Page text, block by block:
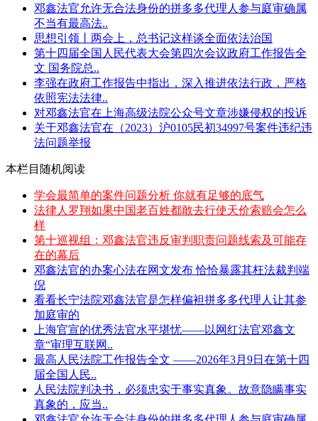
邓鑫法官允许无合法身份的拼多多代理人参与庭审确属
不当有最高法..
思想引领丨两会上，总书记这样谈全面依法治国
第十四届全国人民代表大会第四次会议政府工作报告全
文 国务院总..
李强在政府工作报告中指出，深入推进依法行政，严格
依照宪法法律..
对邓鑫法官在上海高级法院公众号文章涉嫌侵权的投诉
关于邓鑫法官在（2023）沪0105民初34997号案件违纪违
法问题举报
本栏目随机阅读
学会最简单的案件问题分析 你就有足够的底气
法律人罗翔如果中国老百姓都敢去行使天价索赔会怎么
样
第十巡视组：邓鑫法官违反审判职责问题线索及可能存
在的幕后
邓鑫法官的办案心法在网文发布 恰恰暴露其枉法裁判端
倪
看看长宁法院邓鑫法官是怎样偏袒拼多多代理人让其参
加庭审的
上海官宣的优秀法官水平堪忧——以网红法官邓鑫文
章“审理互联网..
最高人民法院工作报告全文 ——2026年3月9日在第十四
届全国人民..
人民法院判决书，必须忠实于事实真象。故意隐瞒事实
真象的，应当..